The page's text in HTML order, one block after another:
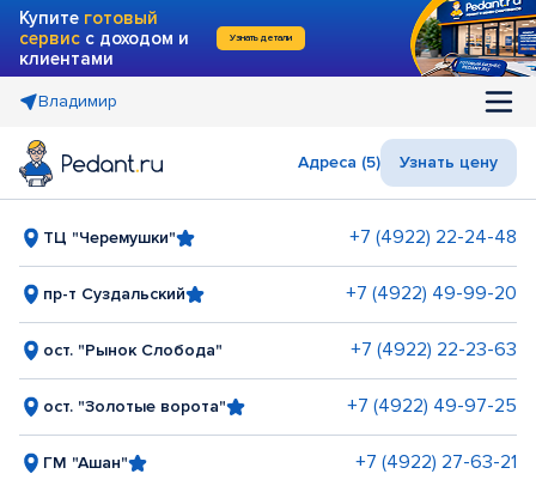
Купите готовый
сервис с доходом и
клиентами
Узнать детали
Владимир
Адреса (5) Узнать цену
ТЦ "Черемушки" +7 (4922) 22-24-48
пр-т Суздальский +7 (4922) 49-99-20
ост. "Рынок Слобода" +7 (4922) 22-23-63
ост. "Золотые ворота" +7 (4922) 49-97-25
ГМ "Ашан" +7 (4922) 27-63-21